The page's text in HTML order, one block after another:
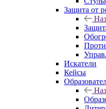
Защита от
Искатели
Кейсы